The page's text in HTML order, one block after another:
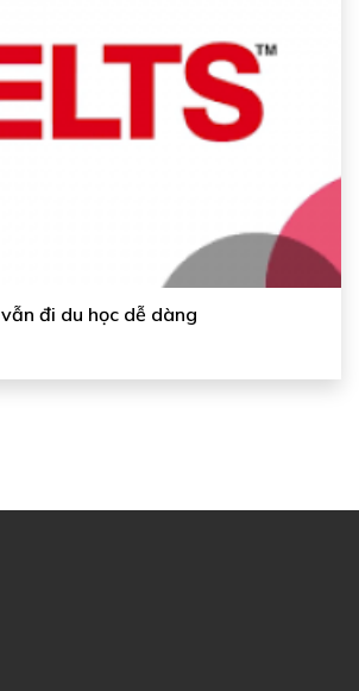
vẫn đi du học dễ dàng